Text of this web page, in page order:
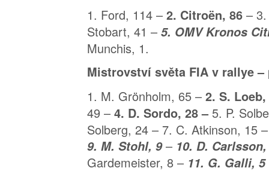
1. Ford, 114 – 2. Citroën, 86 –
Stobart, 41 – 5. OMV Kronos
Munchis, 1.
Mistrovství světa FIA v rallye –
1. M. Grönholm, 65 – 2. S.
49 – 4. D. Sordo, 28 – 5. P.
Solberg, 24 – 7. C. Atkinson, 15
9. M. Stohl, 9– 10. D.
Gardemeister, 8 – 11. G. Galli, 5